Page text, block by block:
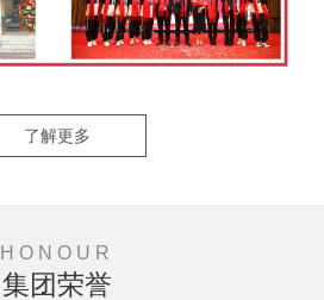
了解更多
HONOUR
集团荣誉